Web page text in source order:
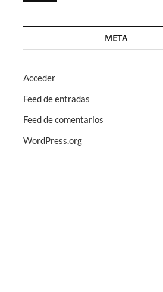
META
Acceder
Feed de entradas
Feed de comentarios
WordPress.org